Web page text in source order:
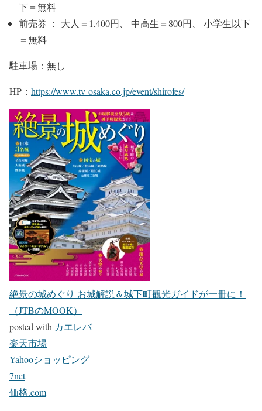
下＝無料
前売券 ： 大人＝1,400円、 中高生＝800円、 小学生以下
＝無料
駐車場：無し
HP： https://www.tv-osaka.co.jp/event/shirofes/
絶景の城めぐり お城解説＆城下町観光ガイドが一冊に！
（JTBのMOOK）
posted with カエレバ
楽天市場
Yahooショッピング
7net
価格.com